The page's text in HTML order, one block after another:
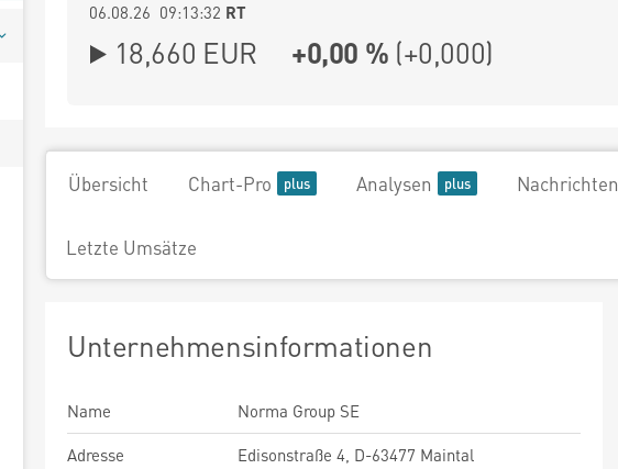
06.08.26 09:13:32 RT
18,660 EUR +0,00 % (+0,000)
Übersicht Chart-Pro Analysen Nachrichten
Letzte Umsätze
Unternehmensinformationen
Name
Norma Group SE
Adresse
Edisonstraße 4, D-63477 Maintal